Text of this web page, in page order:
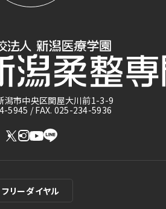
潟市中央区関屋大川前1-3-9
5945 / FAX. 025-234-5936
フリーダイヤル